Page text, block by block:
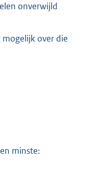
onverwijld
over die
minste: